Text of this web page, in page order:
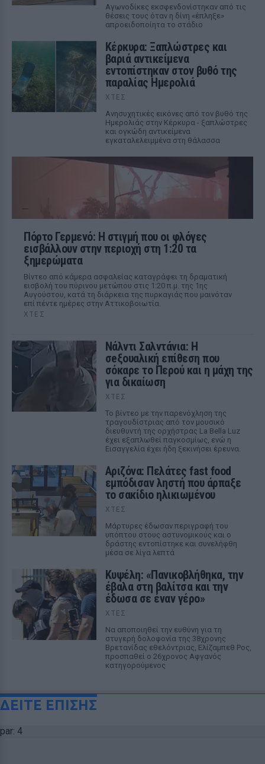
Αγωνοδίκες εκσφενδονίστηκαν από τις
θέσεις τους όταν η δίνη «έπληξε»
απροειδοποίητα το στάδιο
Κέρκυρα: Ξαπλώστρες και
βαριά αντικείμενα
εντοπίστηκαν στον βυθό της
παραλίας Ημερολιά
ΧΤΕΣ
Ανησυχητικές εικόνες από τον βυθό της
Ημερολιάς στην Κέρκυρα - ξαπλώστρες
και ογκώδη αντικείμενα
εγκαταλελειμμένα στη θάλασσα
Πόρτο Γερμενό: Η στιγμή που οι φλόγες
εισβάλλουν στην περιοχή στη 1:20 τα
ξημερώματα
Βίντεο από κάμερα ασφαλείας καταγράφει τη δραματική
εισβολή του πύρινου μετώπου στις 1:20 π.μ. της 1ης
Αυγούστου, κατά τη διάρκεια της πυρκαγιάς που μαινόταν
επί πέντε ημέρες στην Αττικοβοιωτία.
ΧΤΕΣ
Νάλντι Σαλντάνια: Η
σeξουαλική επίθεση που
σόκαρε το Περού και η μάχη της
για δικαίωση
ΧΤΕΣ
Το βίντεο με την παρενόχληση της
τραγουδίστριας από τον μουσικό
διευθυντή της ορχήστρας La Bella Luz
έχει εξαπλωθεί παγκοσμίως, ενώ η
Εισαγγελία έχει ήδη ξεκινήσει έρευνα.
Αριζόνα: Πελάτες fast food
εμπόδισαν ληστή που άρπαξε
το σακίδιο ηλικιωμένου
ΧΤΕΣ
Μάρτυρες έδωσαν περιγραφή του
υπόπτου στους αστυνομικούς και ο
δράστης εντοπίστηκε και συνελήφθη
μέσα σε λίγα λεπτά
Κυψέλη: «Πανικοβλήθηκα, την
έβαλα στη βαλίτσα και την
έδωσα σε έναν γέρο»
ΧΤΕΣ
Να αποποιηθεί την ευθύνη για τη
στυγερή δολοφονία της 38χρονης
Βρετανίδας εθελόντριας, Ελίζαμπεθ Ρος,
προσπαθεί ο 26χρονος Αφγανός
κατηγορούμενος
ΔΕΙΤΕ ΕΠΙΣΗΣ
par: 4